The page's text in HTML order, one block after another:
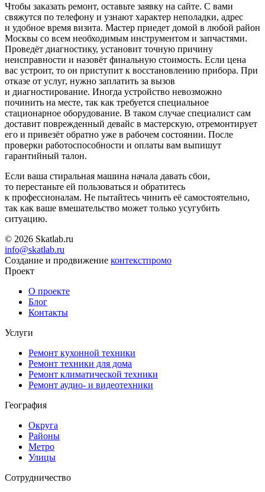
Чтобы заказать ремонт, оставьте заявку на сайте. С вами
свяжутся по телефону и узнают характер неполадки, адрес
и удобное время визита. Мастер приедет домой в любой район
Москвы со всем необходимым инструментом и запчастями.
Проведёт диагностику, установит точную причину
неисправности и назовёт финальную стоимость. Если цена
вас устроит, то он приступит к восстановлению прибора. При
отказе от услуг, нужно заплатить за вызов
и диагностирование. Иногда устройство невозможно
починить на месте, так как требуется специальное
стационарное оборудование. В таком случае специалист сам
доставит поврежденный девайс в мастерскую, отремонтирует
его и привезёт обратно уже в рабочем состоянии. После
проверки работоспособности и оплаты вам выпишут
гарантийный талон.
Если ваша стиральная машина начала давать сбои,
то перестаньте ей пользоваться и обратитесь
к профессионалам. Не пытайтесь чинить её самостоятельно,
так как ваше вмешательство может только усугубить
ситуацию.
© 2026 Skatlab.ru
info@skatlab.ru
Создание и продвижение контекстпромо
Проект
О проекте
Блог
Контакты
Услуги
Ремонт кухонной техники
Ремонт техники для дома
Ремонт климатической техники
Ремонт аудио- и видеотехники
География
Округа
Районы
Метро
Улицы
Сотрудничество